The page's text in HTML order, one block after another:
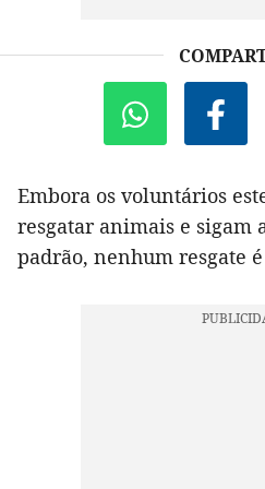
Embora os voluntários
resgatar animais e sigam
padrão, nenhum resgate